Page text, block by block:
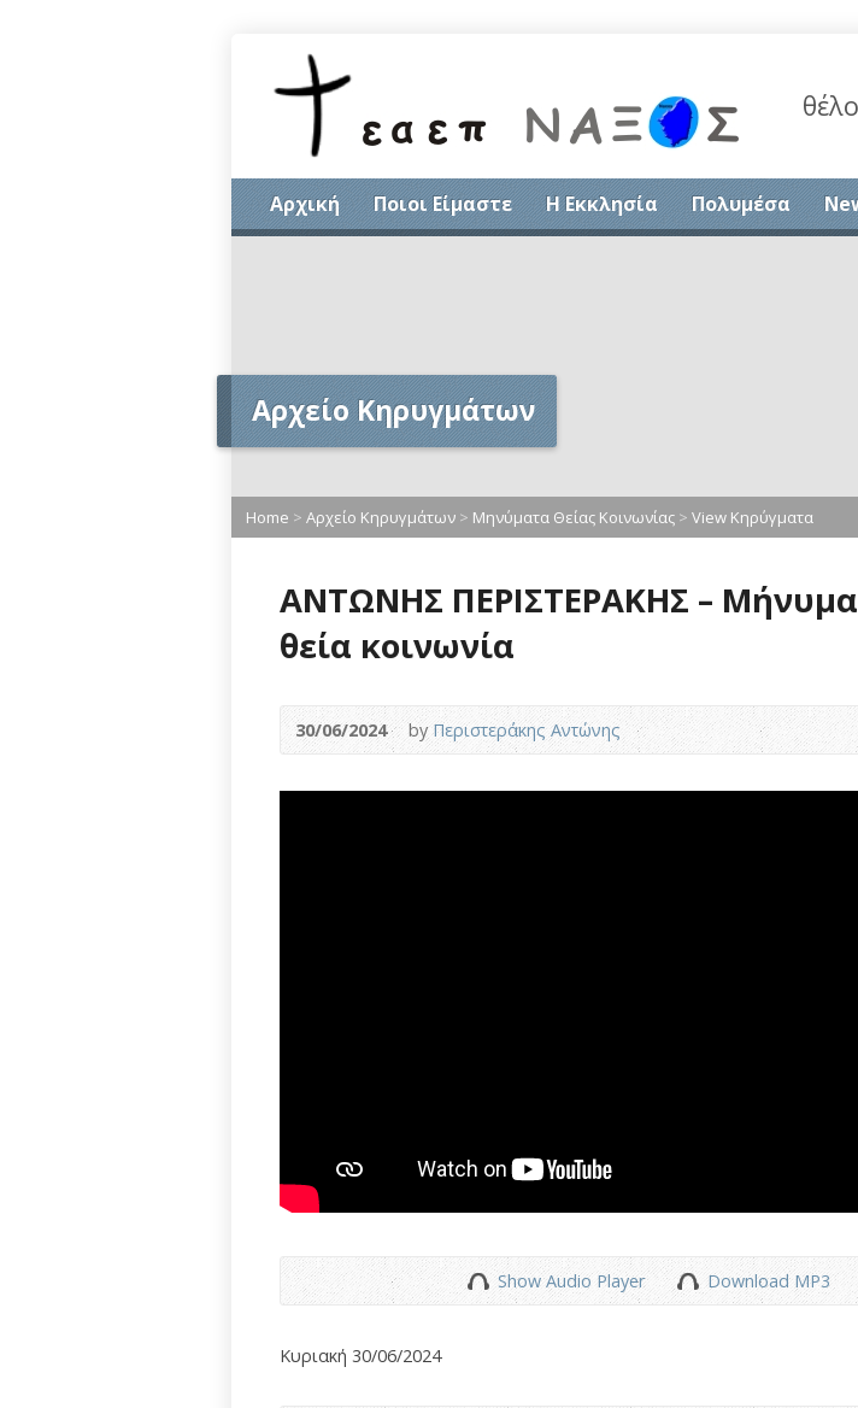
Αρχική Ποιοι Είμαστε Η Εκκλησία Πολυμέσα
Αρχείο Κηρυγμάτων
Home > Αρχείο Κηρυγμάτων > Μηνύματα Θείας Κοινωνίας > View Κηρύγματα
ΑΝΤΩΝΗΣ ΠΕΡΙΣΤΕΡΑΚΗΣ – Μήνυμα
θεία κοινωνία
30/06/2024 byΠεριστεράκης Αντώνης
Show Audio Player Download MP3
Κυριακή 30/06/2024